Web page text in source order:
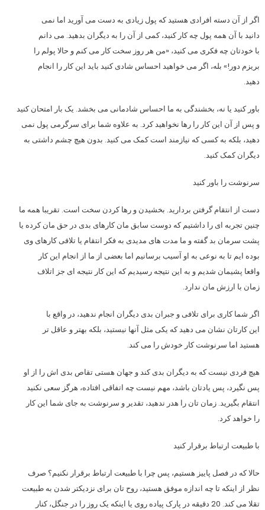
اگر از آن دسته افرادی هستید که پول زیادی به دست می آورید اما نمی
دانید با آن همه پول چه کار کنید، کمی از آن را به دیگران بدهید. می دانم
با خودتان چه فکری می کنید، «من هر روز سخت کار می کنم و حالا پولم را
بریزم دور!» بله، اگر می خواهید احساس شادی کنید باید این کار را انجام
دهید.
باور کنید یا نه، بخشندگی به ما احساس شادمانی می بخشد. یک بار امتحان کنید
و پس از آن این کار را رها نخواهید کرد. به علاوه شما برای سرگرمی پول نمی
دهید، بلکه به کسی که نیازمند است کمک می کنید. بدون هیچ چشم داشتی به
دیگران کمک کنید.
سرنوشت را باور کنید
دست از انتقام گرفتن بردارید. بخشیدن و رها کردن سخت است. تقریبا همه ما
چنین تجربه ای را داشتیم که دوست سابق مان کارهای بدی در حق مان کرده یا
پشت سرمان بد گفته و ما مدت های مدیدی به فکر انتقام یا تلافی کارهای وی
بوده ایم تا به نوعی به او آسیب برسانیم اما بعضی از ما از انجام این کار
واقعا پشیمان شدیم و به این نتیجه رسیدیم که این کار نتیجه ای جز اتلاف
زمان با ارزش مان ندارد.
اگر شما کاری برای تلافی و جبران بدی دیگران انجام ندهید، در واقع با
این کارتان نشان می دهید که یکی مثل آنها نیستید، بلکه بهتر و عاقل تر
هستید اما سرنوشت کار خودش را می کند.
هیچ فردی نیست که به دیگران بدی کند و جهان هستی تقاص بدی اش را از او
پس نگیرد، پس یادتان باشد، مهم نیست چه اتفاقی افتاده، هرگز سعی نکنید
انتقام بگیرید. زمان تان را هدر ندهید، تقدیر و سرنوشت به جای شما این کار
را خواهد کرد.
با طبیعت ارتباط برقرار کنید
حالا که در فصل پاییز هستیم، پس چرا با طبیعت ارتباط برقرار نکنیم؟ صرف
نظر از اینکه تا چه اندازه موفق هستید، روح تان برای نزدیکتر شدن به طبیعت
تقلا می کند. 20 دقیقه در پارک پیاده روی یا اینکه یک روز را در جنگل، کنار